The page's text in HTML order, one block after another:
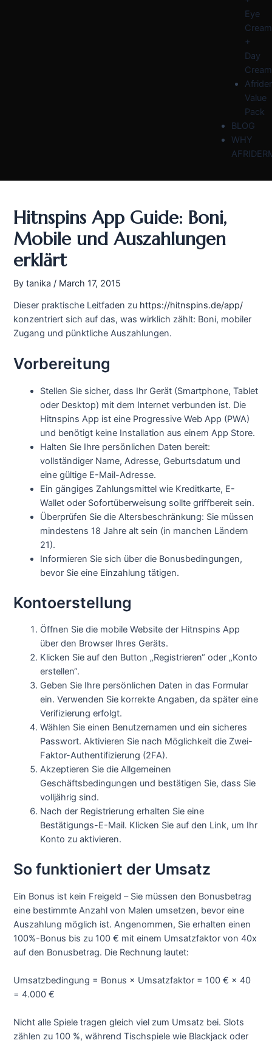
Eye
Cream
+
Day
Cream
Value
Pack
BLOG
WHY
Hitnspins App Guide: Boni,
Mobile und Auszahlungen
erklärt
Bytanika / March 17, 2015
Dieser praktische Leitfaden zu https://hitnspins.de/app/
konzentriert sich auf das, was wirklich zählt: Boni, mobiler
Zugang und pünktliche Auszahlungen.
Vorbereitung
Stellen Sie sicher, dass Ihr Gerät (Smartphone, Tablet
oder Desktop) mit dem Internet verbunden ist. Die
Hitnspins App ist eine Progressive Web App (PWA)
und benötigt keine Installation aus einem App Store.
Halten Sie Ihre persönlichen Daten bereit:
vollständiger Name, Adresse, Geburtsdatum und
eine gültige E-Mail-Adresse.
Ein gängiges Zahlungsmittel wie Kreditkarte, E-
Wallet oder Sofortüberweisung sollte griffbereit sein.
Überprüfen Sie die Altersbeschränkung: Sie müssen
mindestens 18 Jahre alt sein (in manchen Ländern
21).
Informieren Sie sich über die Bonusbedingungen,
bevor Sie eine Einzahlung tätigen.
Kontoerstellung
Öffnen Sie die mobile Website der Hitnspins App
über den Browser Ihres Geräts.
Klicken Sie auf den Button „Registrieren“ oder „Konto
erstellen“.
Geben Sie Ihre persönlichen Daten in das Formular
ein. Verwenden Sie korrekte Angaben, da später eine
Verifizierung erfolgt.
Wählen Sie einen Benutzernamen und ein sicheres
Passwort. Aktivieren Sie nach Möglichkeit die Zwei-
Faktor-Authentifizierung (2FA).
Akzeptieren Sie die Allgemeinen
Geschäftsbedingungen und bestätigen Sie, dass Sie
volljährig sind.
Nach der Registrierung erhalten Sie eine
Bestätigungs-E-Mail. Klicken Sie auf den Link, um Ihr
Konto zu aktivieren.
So funktioniert der Umsatz
Ein Bonus ist kein Freigeld – Sie müssen den Bonusbetrag
eine bestimmte Anzahl von Malen umsetzen, bevor eine
Auszahlung möglich ist. Angenommen, Sie erhalten einen
100%-Bonus bis zu 100 € mit einem Umsatzfaktor von 40x
auf den Bonusbetrag. Die Rechnung lautet:
Umsatzbedingung = Bonus × Umsatzfaktor = 100 € × 40
= 4.000 €
Nicht alle Spiele tragen gleich viel zum Umsatz bei. Slots
zählen zu 100 %, während Tischspiele wie Blackjack oder